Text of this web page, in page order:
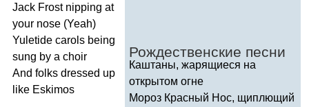
Jack Frost nipping at
your nose (Yeah)
Yuletide carols being
sung by a choir
And folks dressed up
like Eskimos
Рождественские песни
Каштаны, жарящиеся на
открытом огне
Мороз Красный Нос, щиплющий